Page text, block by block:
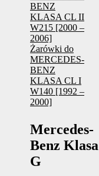
BENZ
KLASA CL II
W215 [2000 –
2006]
Żarówki do
MERCEDES-
BENZ
KLASA CL I
W140 [1992 –
2000]
Mercedes-
Benz Klasa
G